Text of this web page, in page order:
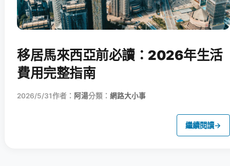
移居馬來西亞前必讀：2026年生活
費用完整指南
2026/5/31作者： 阿湯分類： 網路大小事
繼續閱讀→